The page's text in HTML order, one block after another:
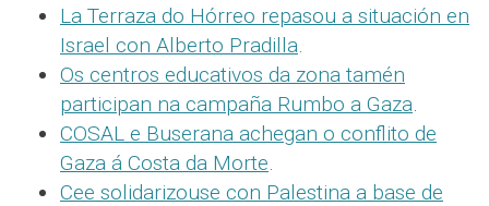
La Terraza do Hórreo repasou a situación en
Israel con Alberto Pradilla
Os centros educativos da zona tamén
participan na campaña Rumbo a Gaza
COSAL e Buserana achegan o conflito de
Gaza á Costa da Morte
Cee solidarizouse con Palestina a base de